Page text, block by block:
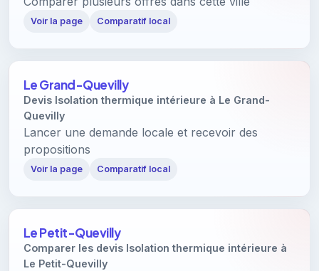
Voir la page Comparatif local
Le Grand-Quevilly
Devis Isolation thermique intérieure à Le Grand-
Quevilly
Lancer une demande locale et recevoir des
propositions
Voir la page Comparatif local
Le Petit-Quevilly
Comparer les devis Isolation thermique intérieure à
Le Petit-Quevilly